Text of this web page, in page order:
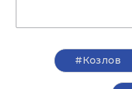
#Козлов